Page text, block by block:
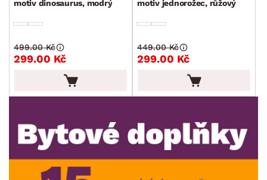
min. cm max. cm
MATERIÁL
POVRCHOVÁ ÚPRAVA
motiv dinosaurus, modrý
299.00 Kč
499.00 Kč
motiv jednorožec, růžový
299.00 Kč
449.00 Kč